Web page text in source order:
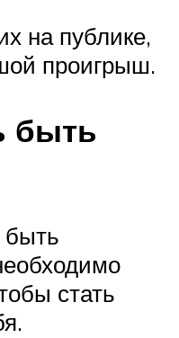
на публике,
проигрыш.
быть
быть
стать